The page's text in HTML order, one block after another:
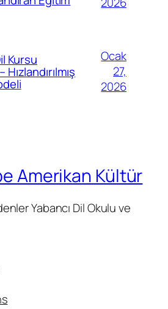
Kursu
Ocak
27,
2026
Amerikan Kültür
Yabancı Dil Okulu ve